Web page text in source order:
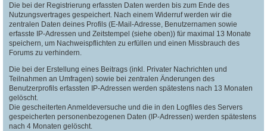
Die bei der Registrierung erfassten Daten werden bis zum Ende des
Nutzungsvertrages gespeichert. Nach einem Widerruf werden wir die
zentralen Daten deines Profils (E-Mail-Adresse, Benutzernamen sowie
erfasste IP-Adressen und Zeitstempel (siehe oben)) für maximal 13 Monate
speichern, um Nachweispflichten zu erfüllen und einen Missbrauch des
Forums zu verhindern.
Die bei der Erstellung eines Beitrags (inkl. Privater Nachrichten und
Teilnahmen an Umfragen) sowie bei zentralen Änderungen des
Benutzerprofils erfassten IP-Adressen werden spätestens nach 13 Monaten
gelöscht.
Die gescheiterten Anmeldeversuche und die in den Logfiles des Servers
gespeicherten personenbezogenen Daten (IP-Adressen) werden spätestens
nach 4 Monaten gelöscht.